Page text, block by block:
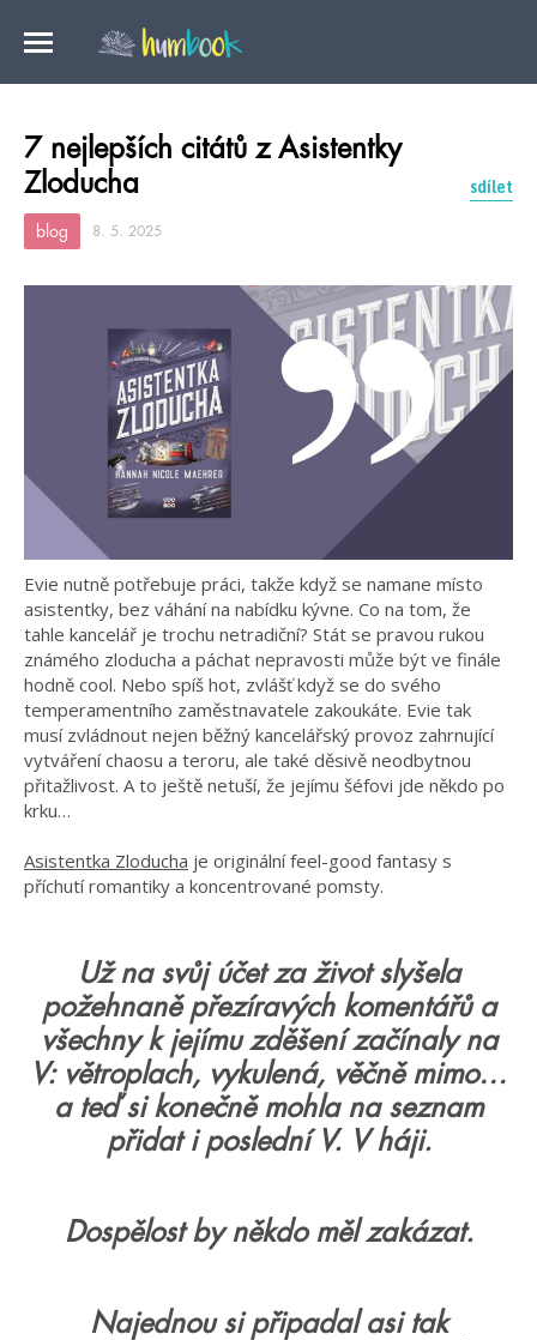
7 nejlepších citátů z Asistentky
Zloducha
sdílet
blog 8. 5. 2025
Evie nutně potřebuje práci, takže když se namane místo
asistentky, bez váhání na nabídku kývne. Co na tom, že
tahle kancelář je trochu netradiční? Stát se pravou rukou
známého zloducha a páchat nepravosti může být ve finále
hodně cool. Nebo spíš hot, zvlášť když se do svého
temperamentního zaměstnavatele zakoukáte. Evie tak
musí zvládnout nejen běžný kancelářský provoz zahrnující
vytváření chaosu a teroru, ale také děsivě neodbytnou
přitažlivost. A to ještě netuší, že jejímu šéfovi jde někdo po
krku…
Asistentka Zloducha je originální feel-good fantasy s
příchutí romantiky a koncentrované pomsty.
Už na svůj účet za život slyšela
požehnaně přezíravých komentářů a
všechny k jejímu zděšení začínaly na
V: větroplach, vykulená, věčně mimo…
a teď si konečně mohla na seznam
přidat i poslední V. V háji.
Dospělost by někdo měl zakázat.
Najednou si připadal asi tak